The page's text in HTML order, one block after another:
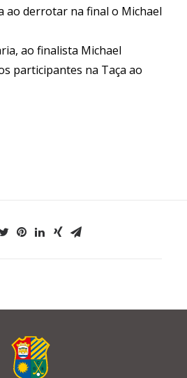
ao derrotar na final o Michael
ao finalista Michael
participantes na Taça ao